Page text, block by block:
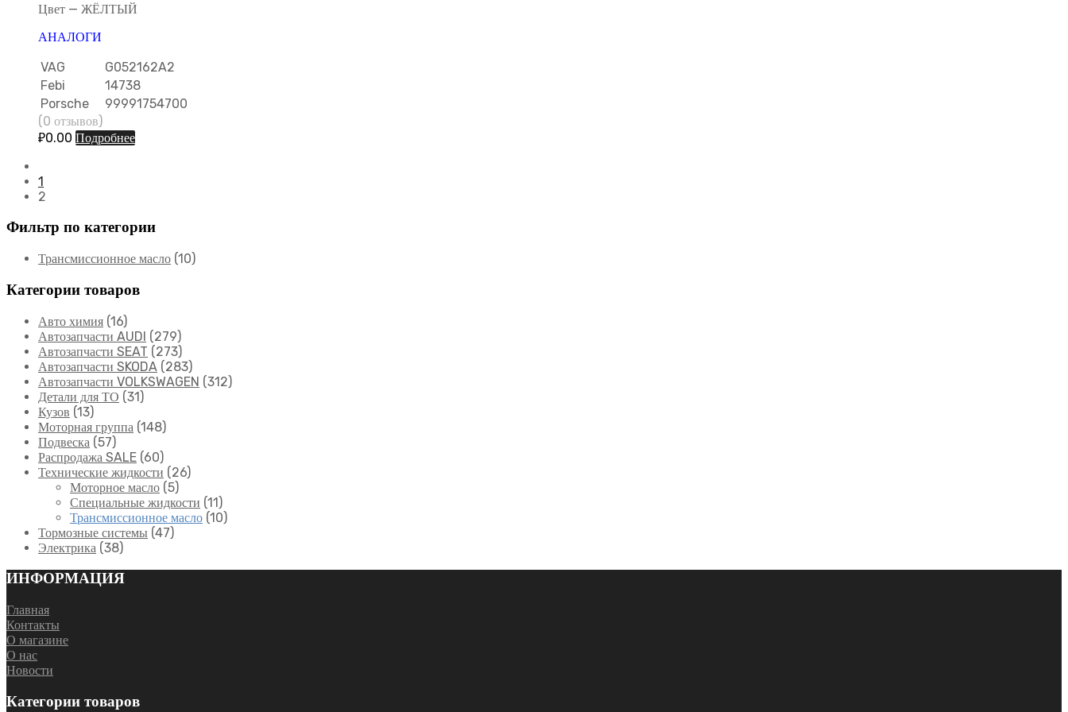
Цвет — ЖЁЛТЫЙ
АНАЛОГИ
VAG
G052162A2
Febi
14738
Porsche
99991754700
(0 отзывов)
₽0.00 Подробнее
1
2
Фильтр по категории
Трансмиссионное масло (10)
Категории товаров
Авто химия (16)
Автозапчасти AUDI (279)
Автозапчасти SEAT (273)
Автозапчасти SKODA (283)
Автозапчасти VOLKSWAGEN (312)
Детали для ТО (31)
Кузов (13)
Моторная группа (148)
Подвеска (57)
Распродажа SALE (60)
Технические жидкости (26)
Моторное масло (5)
Специальные жидкости (11)
Трансмиссионное масло (10)
Тормозные системы (47)
Электрика (38)
ИНФОРМАЦИЯ
Главная
Контакты
О магазине
О нас
Новости
Категории товаров